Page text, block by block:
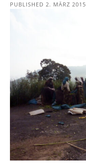
PUBLISHED 2. MÄRZ 2015